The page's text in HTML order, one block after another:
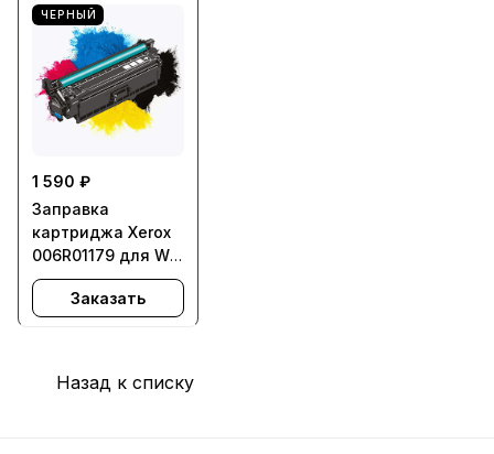
ЧЕРНЫЙ
1 590 ₽
Заправка
картриджа Xerox
006R01179 для WC
M118, CC C118 - с
заменой чипа
Заказать
Назад к списку